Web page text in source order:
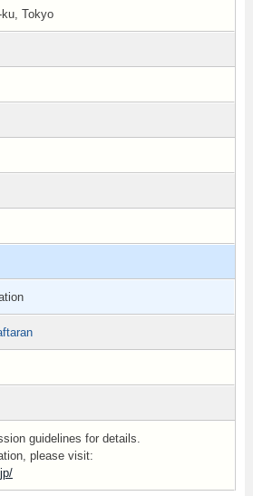
Tokyo
guidelines for details.
please visit: